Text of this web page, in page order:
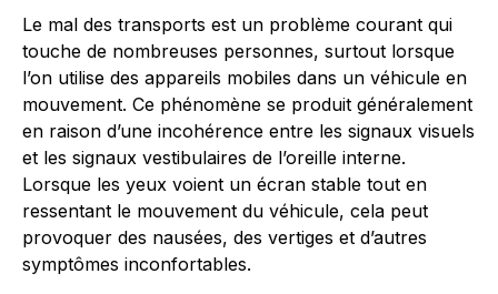
Le mal des transports est un problème courant qui
touche de nombreuses personnes, surtout lorsque
l’on utilise des appareils mobiles dans un véhicule en
mouvement. Ce phénomène se produit généralement
en raison d’une incohérence entre les signaux visuels
et les signaux vestibulaires de l’oreille interne.
Lorsque les yeux voient un écran stable tout en
ressentant le mouvement du véhicule, cela peut
provoquer des nausées, des vertiges et d’autres
symptômes inconfortables.